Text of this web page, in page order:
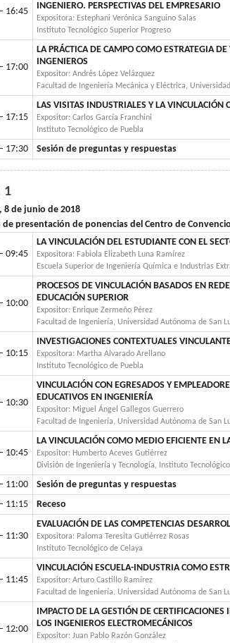
16:45
INGENIERO. PERSPECTIVAS DEL EMPRESARIO
Expositora: Estephani Verónica Sanguino Salas
Instituto Tecnológico Superior Progreso
17:00
LA PRÁCTICA DE CAMPO COMO ESTRATEGIA
INGENIEROS
Expositor: Andrés López Velázquez
Facultad de Ingeniería Mecánica y Eléctrica,
17:15
LAS VISITAS INDUSTRIALES Y LA VINCULACIÓN
Expositor: Carlos García Franchini
Instituto Tecnológico de Puebla
17:30 Sesión de preguntas y respuestas
1
8 de junio de 2018
de presentación de ponencias del Centro de
09:45
LA VINCULACIÓN DEL ESTUDIANTE CON EL
Expositora: Fabiola Elizabeth Luna Ramírez
Escuela Superior de Ingeniería Química e Industrias
10:00
PROCESOS DE VINCULACIÓN BASADOS EN
EDUCACIÓN SUPERIOR
Expositor: Enrique Zermeño Pérez
Facultad de Ingeniería, Universidad Autónoma de San
10:15
INVESTIGACIONES CONTEXTUALES
Expositora: Martha Alvarado Arellano
Instituto Tecnológico de Puebla
10:30
VINCULACIÓN CON EGRESADOS Y
EDUCATIVOS EN INGENIERÍA
Expositor: Miguel Ángel Gallegos Guerrero
Facultad de Ingeniería, Universidad Autónoma de San
10:45
LA VINCULACIÓN COMO MEDIO EFICIENTE EN
Expositor: Humberto Aceves Gutiérrez
División de Ingeniería y Tecnología, Instituto
11:00
Sesión de preguntas y respuestas
11:15
Receso
11:30
EVALUACIÓN DE LAS COMPETENCIAS
Expositora: Paloma Teresita Gutiérrez Rosas
Instituto Tecnológico de Celaya
11:45
VINCULACIÓN ESCUELA-INDUSTRIA COMO
Expositor: Arturo Castillo Ramírez
Facultad de Ingeniería, Universidad Autónoma de San
12:00
IMPACTO DE LA GESTIÓN DE
LOS INGENIEROS ELECTROMECÁNICOS
Expositor: Juan Pablo Razón González